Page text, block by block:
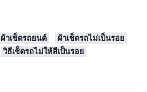
ผ้าเช็ดรถยนต์
ผ้าเช็ดรถไม่เป็นรอย
วิธีเช็ดรถไม่ให้สีเป็นรอย